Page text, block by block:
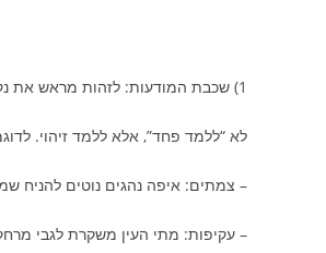
1) שכבת המודעות: לזהות מראש את נקודות השבירה
לא “ללמד פחד”, אלא ללמד זיהוי.
– צמתים: איפה נהגים נוטים להניח
– עקיפות: מתי העין משקרת לגבי